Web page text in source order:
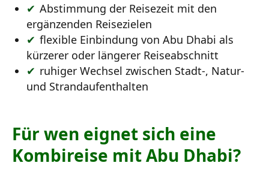
Abstimmung der Reisezeit mit den
ergänzenden Reisezielen
flexible Einbindung von Abu Dhabi als
kürzerer oder längerer Reiseabschnitt
ruhiger Wechsel zwischen Stadt-, Natur-
und Strandaufenthalten
Für wen eignet sich eine
Kombireise mit Abu Dhabi?